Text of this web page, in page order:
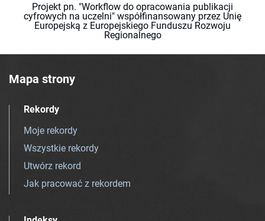
Projekt pn. "Workflow do opracowania publikacji
cyfrowych na uczelni" współfinansowany przez Unię
Europejską z Europejskiego Funduszu Rozwoju
Regionalnego
Mapa strony
Rekordy
Moje rekordy
Wszystkie rekordy
Utwórz rekord
Jak pracować z rekordem